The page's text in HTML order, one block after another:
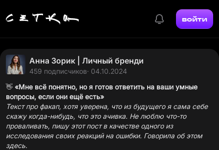
войти
Анна Зорик | Личный бренди
459 подписчиков· 04.10.2024
👋 «Мне всё понятно, но я готов ответить на ваши умные
вопросы, если они ещё есть»
Текст про факап, хотя уверена, что из будущего я сама себе
скажу когда-нибудь, что это ачивка. Не люблю что-то
проваливать, пишу этот пост в качестве одного из
исследования своих реакций на ошибки. Говорила об этом
здесь.